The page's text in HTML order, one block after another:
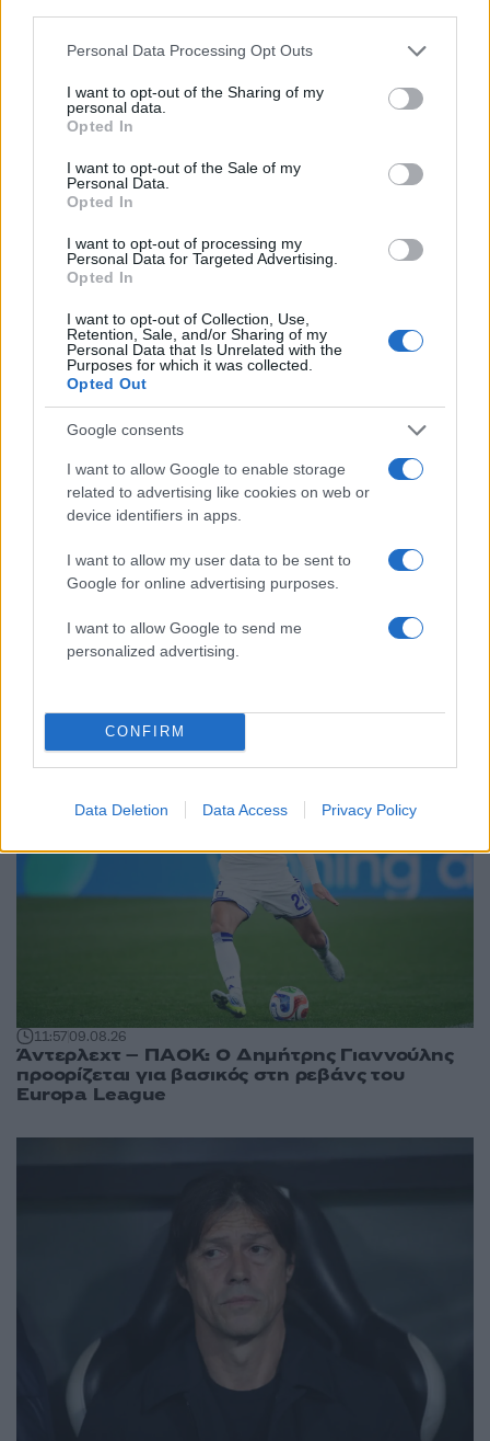
Please note that this website/app uses one or more Google
not limited to your visit or usage behaviour. You may click to
grant or deny consent to Google and its third-party tags to
use your data for below specified purposes in below Google
consent section.
Personal Data Processing Opt Outs
I want to opt-out of the Sharing of my
personal data.
Opted In
I want to opt-out of the Sale of my
Personal Data.
Opted In
I want to opt-out of processing my
Personal Data for Targeted Advertising.
Opted In
I want to opt-out of Collection, Use,
Retention, Sale, and/or Sharing of my
Personal Data that Is Unrelated with the
Purposes for which it was collected.
Opted Out
Google consents
I want to allow Google to enable storage
related to advertising like cookies on web or
device identifiers in apps.
I want to allow my user data to be sent to
Google for online advertising purposes.
I want to allow Google to send me
personalized advertising.
CONFIRM
Data Deletion Data Access Privacy Policy
Βγήκαν ξανά τα μαχαίρια στην Ελπίδα
για τη Δημοκρατία: «Καρυστιανού,
Γρατσία και Γαλανός μετέτρεψαν το
κίνημα σε φοβικό αρχηγικό κόμμα»
Απίστευτο κι όμως αληθινό -
αγγειοχειρουργού του νοσοκομείου
Χανίων επειδή κλάπηκε το μηχανάκι του
γιατρού
Στην Κρήτη ο Κυριάκος Μητσοτάκης,
συνεχίζει τις ολιγοήμερες διακοπές του –
Πού βρέθηκε το Σάββατο
Σούπερ μάρκετ: Νέες μειώσεις τιμών –
916 προϊόντα στην εθνική πρωτοβουλία,
ανάμεσά τους 130 σχολικά
ΕΛΑΣ: Ο Αλέξης Δέδες ο πρώτος
υποψήφιος βουλευτής του κόμματος –
Από τα διοικητικά της ΑΕΚ στην πολιτική
σκηνή
Αθλητικά:
11:5709.08.26
Άντερλεχτ – ΠΑΟΚ: Ο Δημήτρης Γιαννούλης
προορίζεται για βασικός στη ρεβάνς του
Europa League